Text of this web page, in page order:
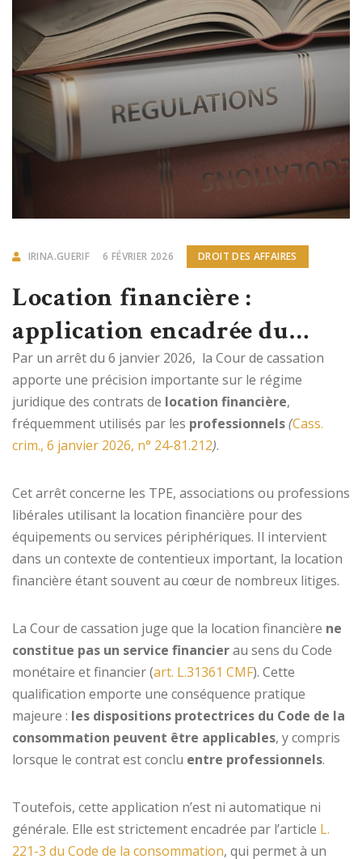
IRINA.GUERIF 6 FÉVRIER 2026 DROIT DES AFFAIRES
Location financière :
application encadrée du
Code de la consommation
aux professionnels
Par un arrêt du 6 janvier 2026, la Cour de cassation
apporte une précision importante sur le régime
juridique des contrats de location financière,
fréquemment utilisés par les professionnels(Cass.
crim., 6 janvier 2026, n° 24-81.212).
Cet arrêt concerne les TPE, associations ou professions
libérales utilisant la location financière pour des
équipements ou services périphériques. Il intervient
dans un contexte de contentieux important, la location
financière étant souvent au cœur de nombreux litiges.
La Cour de cassation juge que la location financière ne
constitue pas un service financierau sens du Code
monétaire et financier (art. L.31361 CMF). Cette
qualification emporte une conséquence pratique
majeure : les dispositions protectrices du Code de la
consommation peuvent être applicables, y compris
lorsque le contrat est conclu entre professionnels.
Toutefois, cette application n’est ni automatique ni
générale. Elle est strictement encadrée par l’article L.
221-3 du Code de la consommation, qui permet à un